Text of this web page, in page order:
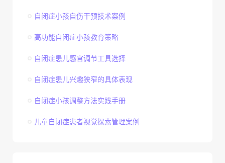
自闭症小孩自伤干预技术案例
高功能自闭症小孩教育策略
自闭症患儿感官调节工具选择
自闭症患儿兴趣狭窄的具体表现
自闭症小孩调整方法实践手册
儿童自闭症患者视觉探索管理案例